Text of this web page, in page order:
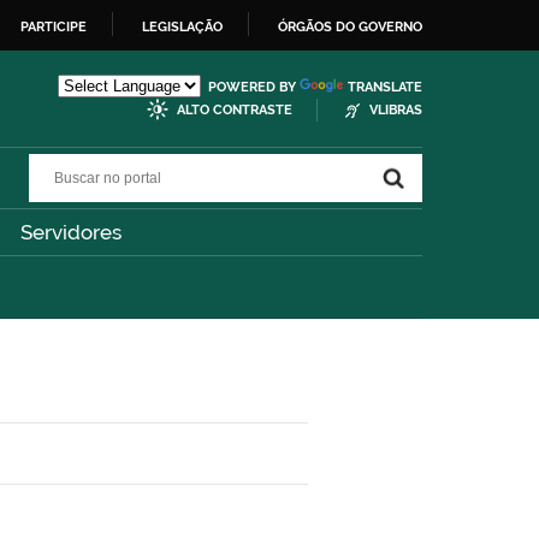
PARTICIPE LEGISLAÇÃO ÓRGÃOS DO GOVERNO
POWERED BY
TRANSLATE
ALTO CONTRASTE
VLIBRAS
Servidores